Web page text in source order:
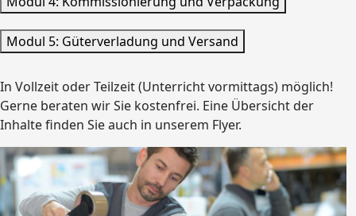
Modul 5: Güterverladung und Versand
In Vollzeit oder Teilzeit (Unterricht vormittags) möglich!
Gerne beraten wir Sie kostenfrei. Eine Übersicht der
Inhalte finden Sie auch in unserem Flyer.